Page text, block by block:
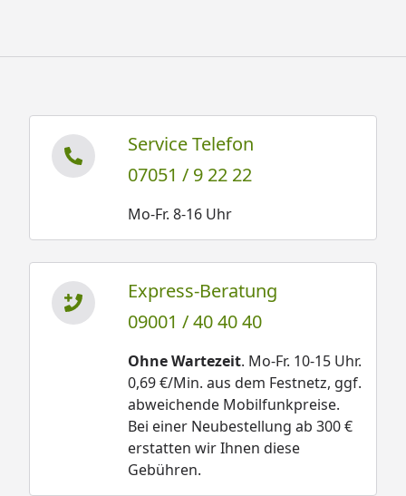
Service Telefon
07051 / 9 22 22
Mo-Fr. 8-16 Uhr
Express-Beratung
09001 / 40 40 40
Ohne Wartezeit. Mo-Fr. 10-15 Uhr.
0,69 €/Min. aus dem Festnetz, ggf.
abweichende Mobilfunkpreise.
Bei einer Neubestellung ab 300 €
erstatten wir Ihnen diese
Gebühren.